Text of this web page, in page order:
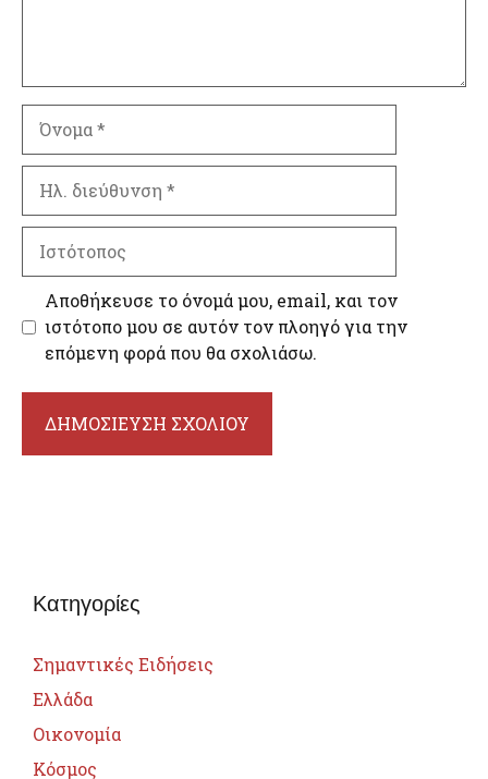
διεύθυνση
Αποθήκευσε το όνομά μου, email, και τον
ιστότοπο μου σε αυτόν τον πλοηγό για την
επόμενη φορά που θα σχολιάσω.
Κατηγορίες
Σημαντικές Ειδήσεις
Ελλάδα
Οικονομία
Κόσμος